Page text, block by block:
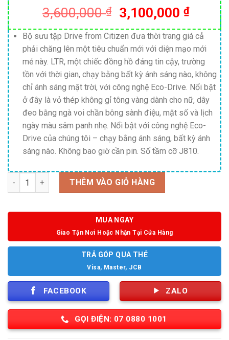
3,600,000₫
Giá
gốc
là:
3,600,000 ₫.
3,100,000 ₫Giá
hiện
tại
là:
Bộ sưu tập Drive from Citizen đưa thời trang giá cả
phải chăng lên một tiêu chuẩn mới với diện mạo mới
mẻ này. LTR, một chiếc đồng hồ đáng tin cậy, trường
tồn với thời gian, chạy bằng bất kỳ ánh sáng nào, không
chỉ ánh sáng mặt trời, với công nghệ Eco-Drive. Nổi bật
ở đây là vỏ thép không gỉ tông vàng dành cho nữ, dây
đeo bằng ngà voi chần bông sành điệu, mặt số và lịch
ngày màu sâm panh nhẹ. Nổi bật với công nghệ Eco-
Drive của chúng tôi – chạy bằng ánh sáng, bất kỳ ánh
sáng nào. Không bao giờ cần pin. Số tầm cỡ J810.
Số lượng THÊM VÀO GIỎ HÀNG
MUA NGAY
Giao Tận Nơi Hoặc Nhận Tại Cửa Hàng
TRẢ GÓP QUA THẺ
Visa, Master, JCB
FACEBOOK ZALO
GỌI ĐIỆN: 07 0880 1001